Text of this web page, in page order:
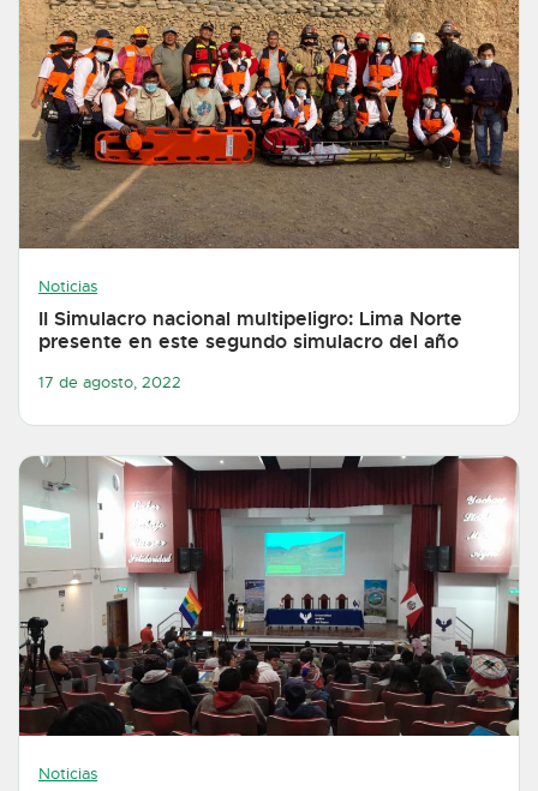
Noticias
II Simulacro nacional multipeligro: Lima Norte
presente en este segundo simulacro del año
17 de agosto, 2022
Noticias